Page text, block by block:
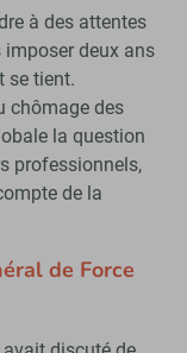
à des attentes
deux ans
se tient.
chômage des
la question
professionnels,
de la
de Force